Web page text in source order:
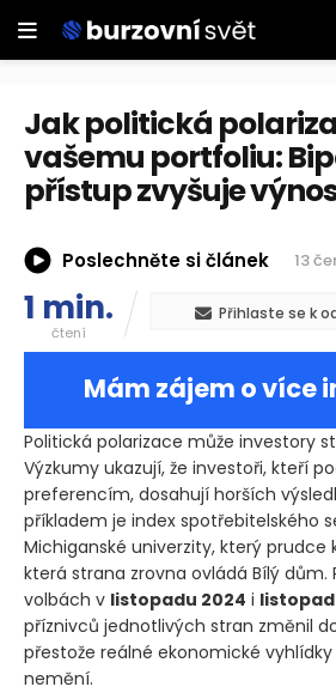
Jak politická
vašemu portfoliu:
přístup zvyšuje
Poslechněte si článek 13
1 min.
čtení
Přihlaste se k
Mám zájem o více
Politická polarizace může investory
Výzkumy ukazují, že investoři, kteří
preferencím, dosahují horších
příkladem je index spotřebitelského
Michiganské univerzity, který prudce
která strana zrovna ovládá Bílý dům.
volbách v listopadu 2024 i
příznivců jednotlivých stran změnil
přestože reálné ekonomické
nemění.